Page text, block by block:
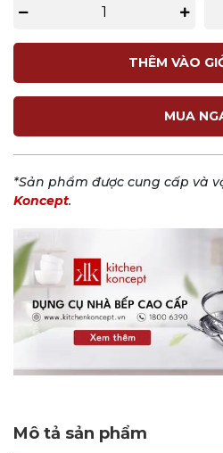
THÊM VÀO
MUA
*Sản phẩm được cung cấp và
Koncept.
Mô tả sản phẩm